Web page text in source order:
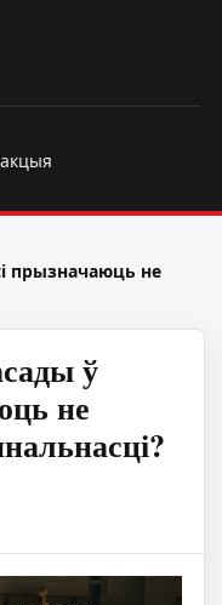
прызначаюць не
ў
не